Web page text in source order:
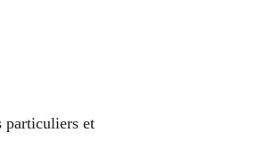
particuliers et